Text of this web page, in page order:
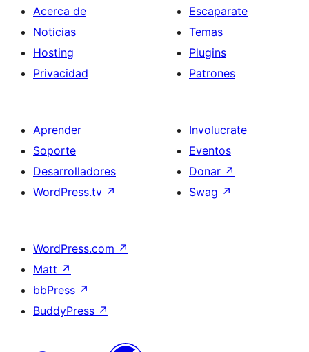
Acerca de
Noticias
Hosting
Privacidad
Escaparate
Temas
Plugins
Patrones
Aprender
Soporte
Desarrolladores
WordPress.tv ↗
Involucrate
Eventos
Donar ↗
Swag ↗
WordPress.com ↗
Matt ↗
bbPress ↗
BuddyPress ↗